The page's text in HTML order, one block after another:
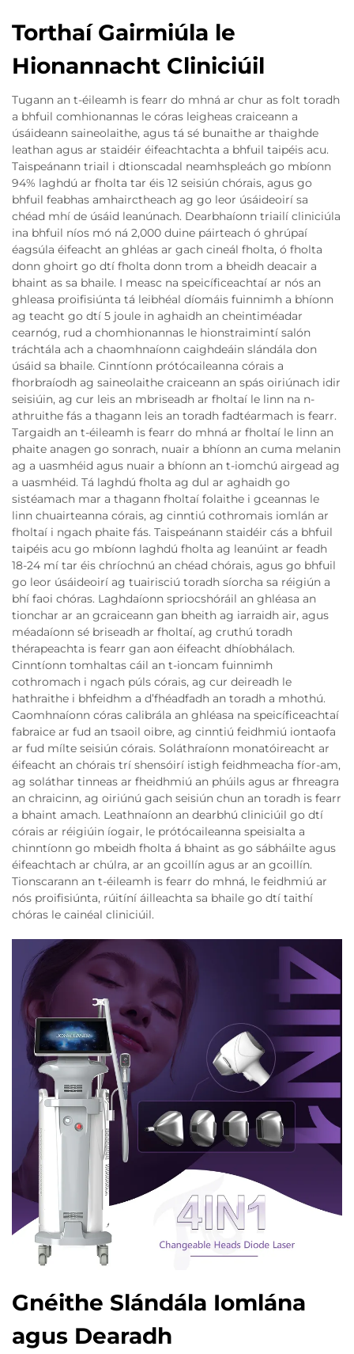
Torthaí Gairmiúla le
Hionannacht Cliniciúil
Tugann an t-éileamh is fearr do mhná ar chur as folt toradh
a bhfuil comhionannas le córas leigheas craiceann a
úsáideann saineolaithe, agus tá sé bunaithe ar thaighde
leathan agus ar staidéir éifeachtachta a bhfuil taipéis acu.
Taispeánann triail i dtionscadal neamhspleách go mbíonn
94% laghdú ar fholta tar éis 12 seisiún chórais, agus go
bhfuil feabhas amhairctheach ag go leor úsáideoirí sa
chéad mhí de úsáid leanúnach. Dearbhaíonn triailí cliniciúla
ina bhfuil níos mó ná 2,000 duine páirteach ó ghrúpaí
éagsúla éifeacht an ghléas ar gach cineál fholta, ó fholta
donn ghoirt go dtí fholta donn trom a bheidh deacair a
bhaint as sa bhaile. I measc na speicíficeachtaí ar nós an
ghleasa proifisiúnta tá leibhéal díomáis fuinnimh a bhíonn
ag teacht go dtí 5 joule in aghaidh an cheintiméadar
cearnóg, rud a chomhionannas le hionstraimintí salón
tráchtála ach a chaomhnaíonn caighdeáin slándála don
úsáid sa bhaile. Cinntíonn prótócaileanna córais a
fhorbraíodh ag saineolaithe craiceann an spás oiriúnach idir
seisiúin, ag cur leis an mbriseadh ar fholtaí le linn na n-
athruithe fás a thagann leis an toradh fadtéarmach is fearr.
Targaidh an t-éileamh is fearr do mhná ar fholtaí le linn an
phaite anagen go sonrach, nuair a bhíonn an cuma melanin
ag a uasmhéid agus nuair a bhíonn an t-iomchú airgead ag
a uasmhéid. Tá laghdú fholta ag dul ar aghaidh go
sistéamach mar a thagann fholtaí folaithe i gceannas le
linn chuairteanna córais, ag cinntiú cothromais iomlán ar
fholtaí i ngach phaite fás. Taispeánann staidéir cás a bhfuil
taipéis acu go mbíonn laghdú fholta ag leanúint ar feadh
18-24 mí tar éis chríochnú an chéad chórais, agus go bhfuil
go leor úsáideoirí ag tuairisciú toradh síorcha sa réigiún a
bhí faoi chóras. Laghdaíonn spriocshóráil an ghléasa an
tionchar ar an gcraiceann gan bheith ag iarraidh air, agus
méadaíonn sé briseadh ar fholtaí, ag cruthú toradh
thérapeachta is fearr gan aon éifeacht dhíobhálach.
Cinntíonn tomhaltas cáil an t-ioncam fuinnimh
cothromach i ngach púls córais, ag cur deireadh le
hathraithe i bhfeidhm a d’fhéadfadh an toradh a mhothú.
Caomhnaíonn córas calibrála an ghléasa na speicíficeachtaí
fabraice ar fud an tsaoil oibre, ag cinntiú feidhmiú iontaofa
ar fud mílte seisiún córais. Soláthraíonn monatóireacht ar
éifeacht an chórais trí shensóirí istigh feidhmeacha fíor-am,
ag soláthar tinneas ar fheidhmiú an phúils agus ar fhreagra
an chraicinn, ag oiriúnú gach seisiún chun an toradh is fearr
a bhaint amach. Leathnaíonn an dearbhú cliniciúil go dtí
córais ar réigiúin íogair, le prótócaileanna speisialta a
chinntíonn go mbeidh fholta á bhaint as go sábháilte agus
éifeachtach ar chúlra, ar an gcoillín agus ar an gcoillín.
Tionscarann an t-éileamh is fearr do mhná, le feidhmiú ar
nós proifisiúnta, rúitíní áilleachta sa bhaile go dtí taithí
chóras le cainéal cliniciúil.
Gnéithe Slándála Iomlána
agus Dearadh